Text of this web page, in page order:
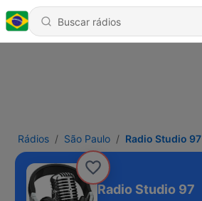
Rádios São Paulo Radio Studio 97
Radio Studio 97